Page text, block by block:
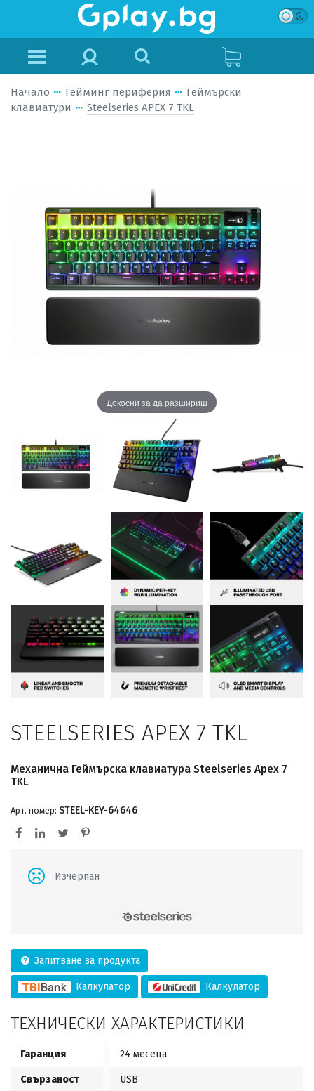
Начало Гейминг периферия
Геймърски
клавиатури
Steelseries APEX 7 TKL
Докосни за да разшириш
STEELSERIES APEX 7 TKL
Механична Геймърскa клавиатура Steelseries Apex 7
TKL
Арт. номер: STEEL-KEY-64646
Изчерпан
Запитване за продукта
Калкулатор Калкулатор
ТЕХНИЧЕСКИ ХАРАКТЕРИСТИКИ
Гаранция 24 месеца
Свързаност USB